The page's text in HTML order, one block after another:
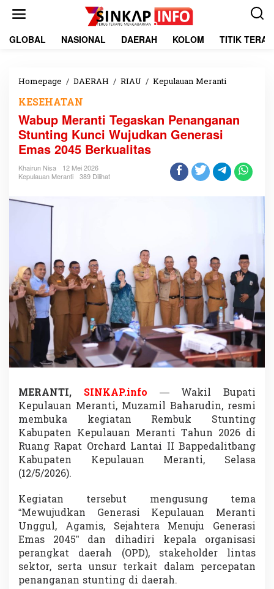
GLOBAL NASIONAL DAERAH KOLOM TITIK
Homepage / DAERAH / RIAU / Kepulauan Meranti
u
p
a
n
k
a
P
n
a
n
g
a
a
n
S
t
u
n
t
K
u
n
c
i
W
u
KESEHATAN
Wabup Meranti Tegaskan Penanganan
Stunting Kunci Wujudkan Generasi
Emas 2045 Berkualitas
Khairun Nisa
12 Mei 2026
Kepulauan Meranti
389 Dilihat
MERANTI, SINKAP.info — Wakil Bupati
Kepulauan Meranti, Muzamil Baharudin, resmi
membuka kegiatan Rembuk Stunting
Kabupaten Kepulauan Meranti Tahun 2026 di
Ruang Rapat Orchard Lantai II Bappedalitbang
Kabupaten Kepulauan Meranti, Selasa
(12/5/2026).
Kegiatan tersebut mengusung tema
“Mewujudkan Generasi Kepulauan Meranti
Unggul, Agamis, Sejahtera Menuju Generasi
Emas 2045” dan dihadiri kepala organisasi
perangkat daerah (OPD), stakeholder lintas
sektor, serta unsur terkait dalam percepatan
penanganan stunting di daerah.